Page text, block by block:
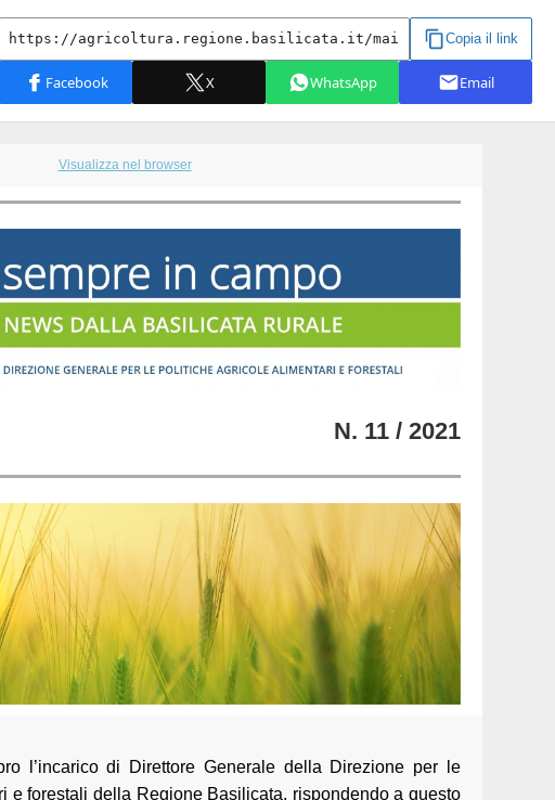
Visualizza nel browser
N. 11 / 2021
l’incarico di Direttore Generale della Direzione per le
e forestali della Regione Basilicata, rispondendo a questo